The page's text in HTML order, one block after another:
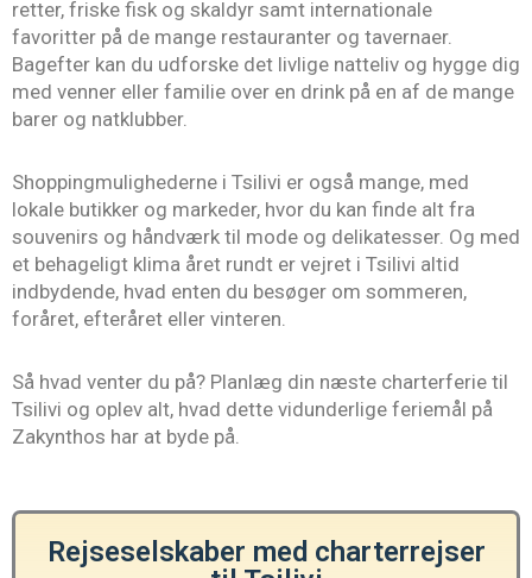
retter, friske fisk og skaldyr samt internationale
favoritter på de mange restauranter og tavernaer.
Bagefter kan du udforske det livlige natteliv og hygge dig
med venner eller familie over en drink på en af de mange
barer og natklubber.
Shoppingmulighederne i Tsilivi er også mange, med
lokale butikker og markeder, hvor du kan finde alt fra
souvenirs og håndværk til mode og delikatesser. Og med
et behageligt klima året rundt er vejret i Tsilivi altid
indbydende, hvad enten du besøger om sommeren,
foråret, efteråret eller vinteren.
Så hvad venter du på? Planlæg din næste charterferie til
Tsilivi og oplev alt, hvad dette vidunderlige feriemål på
Zakynthos har at byde på.
Rejseselskaber med charterrejser